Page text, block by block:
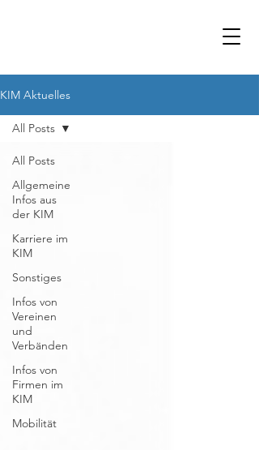
KIM Aktuelles
All Posts
Allgemeine
Infos aus
der KIM
Karriere im
KIM
Sonstiges
Infos von
Vereinen
und
Verbänden
Infos von
Firmen im
KIM
Mobilität
All Posts